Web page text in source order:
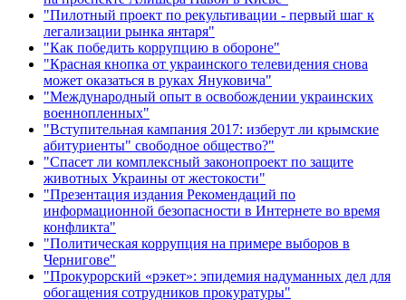
"Пилотный проект по рекультивации - первый шаг к
легализации рынка янтаря"
"Как победить коррупцию в обороне"
"Красная кнопка от украинского телевидения снова
может оказаться в руках Януковича"
"Международный опыт в освобождении украинских
военнопленных"
"Вступительная кампания 2017: изберут ли крымские
абитуриенты" свободное общество?"
"Спасет ли комплексный законопроект по защите
животных Украины от жестокости"
"Презентация издания Рекомендаций по
информационной безопасности в Интернете во время
конфликта"
"Политическая коррупция на примере выборов в
Чернигове"
"Прокурорский «рэкет»: эпидемия надуманных дел для
обогащения сотрудников прокуратуры"